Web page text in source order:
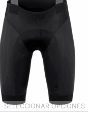
SELECCIONAR OPCIONES